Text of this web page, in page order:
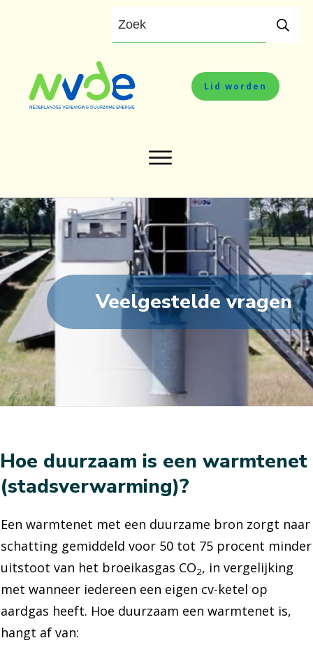
Lid worden
Veelgestelde vragen
Hoe duurzaam is een warmtenet
(stadsverwarming)?
Een warmtenet met een duurzame bron zorgt naar
schatting gemiddeld voor 50 tot 75 procent minder
uitstoot van het broeikasgas CO2, in vergelijking
met wanneer iedereen een eigen cv-ketel op
aardgas heeft. Hoe duurzaam een warmtenet is,
hangt af van: